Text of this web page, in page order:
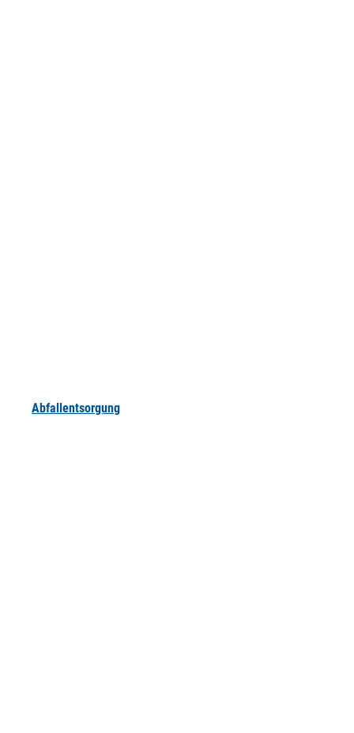
Abfallentsorgung